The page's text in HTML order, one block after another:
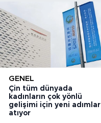
GENEL
Çin tüm dünyada
kadınların çok yönlü
gelişimi için yeni adımlar
atıyor